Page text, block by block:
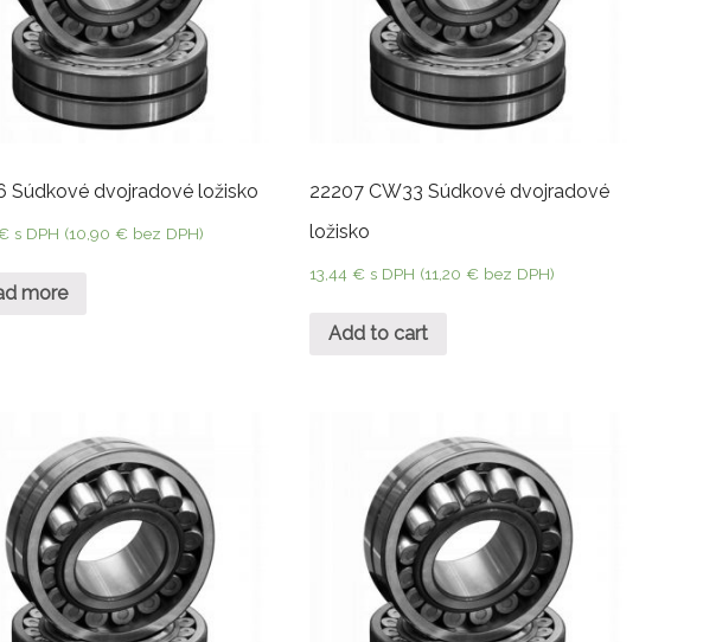
Súdkové dvojradové ložisko
s DPH (10,90€ bez DPH)
more
22207 CW33 Súdkové dvojradové
ložisko
13,44 € s DPH (11,20 €bez DPH)
Add to cart